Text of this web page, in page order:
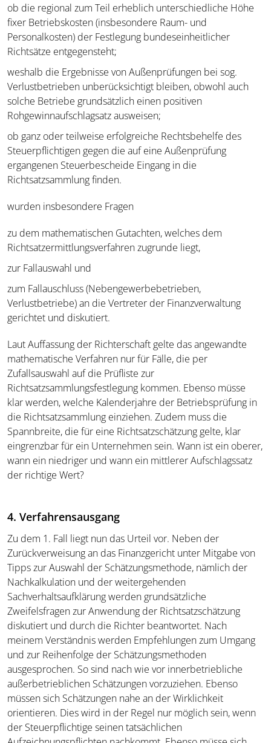
ob die regional zum Teil erheblich unterschiedliche Höhe
fixer Betriebskosten (insbesondere Raum- und
Personalkosten) der Festlegung bundeseinheitlicher
Richtsätze entgegensteht;
weshalb die Ergebnisse von Außenprüfungen bei sog.
Verlustbetrieben unberücksichtigt bleiben, obwohl auch
solche Betriebe grundsätzlich einen positiven
Rohgewinnaufschlagsatz ausweisen;
ob ganz oder teilweise erfolgreiche Rechtsbehelfe des
Steuerpflichtigen gegen die auf eine Außenprüfung
ergangenen Steuerbescheide Eingang in die
Richtsatzsammlung finden.
wurden insbesondere Fragen
zu dem mathematischen Gutachten, welches dem
Richtsatzermittlungsverfahren zugrunde liegt,
zur Fallauswahl und
zum Fallauschluss (Nebengewerbebetrieben,
Verlustbetriebe) an die Vertreter der Finanzverwaltung
gerichtet und diskutiert.
Laut Auffassung der Richterschaft gelte das angewandte
mathematische Verfahren nur für Fälle, die per
Zufallsauswahl auf die Prüfliste zur
Richtsatzsammlungsfestlegung kommen. Ebenso müsse
klar werden, welche Kalenderjahre der Betriebsprüfung in
die Richtsatzsammlung einziehen. Zudem muss die
Spannbreite, die für eine Richtsatzschätzung gelte, klar
eingrenzbar für ein Unternehmen sein. Wann ist ein oberer,
wann ein niedriger und wann ein mittlerer Aufschlagssatz
der richtige Wert?
4. Verfahrensausgang
Zu dem 1. Fall liegt nun das Urteil vor. Neben der
Zurückverweisung an das Finanzgericht unter Mitgabe von
Tipps zur Auswahl der Schätzungsmethode, nämlich der
Nachkalkulation und der weitergehenden
Sachverhaltsaufklärung werden grundsätzliche
Zweifelsfragen zur Anwendung der Richtsatzschätzung
diskutiert und durch die Richter beantwortet. Nach
meinem Verständnis werden Empfehlungen zum Umgang
und zur Reihenfolge der Schätzungsmethoden
ausgesprochen. So sind nach wie vor innerbetriebliche
außerbetrieblichen Schätzungen vorzuziehen. Ebenso
müssen sich Schätzungen nahe an der Wirklichkeit
orientieren. Dies wird in der Regel nur möglich sein, wenn
der Steuerpflichtige seinen tatsächlichen